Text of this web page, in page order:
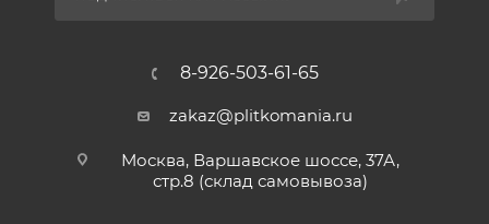
8-926-503-61-65
zakaz@plitkomania.ru
Москва, Варшавское шоссе, 37А,
стр.8 (склад самовывоза)